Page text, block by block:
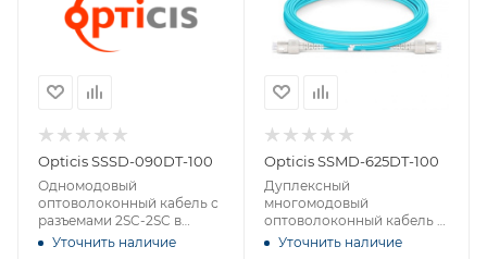
Opticis SSSD-090DT-100
Одномодовый
оптоволоконный кабель с
разъемами 2SC-2SC в
защитной оболочке
Уточнить наличие
Opticis SSMD-625DT-100
Дуплексный
многомодовый
оптоволоконный кабель в
защитной оболочке с
Уточнить наличие